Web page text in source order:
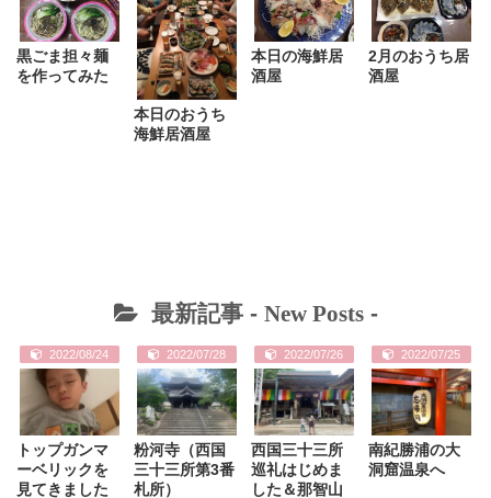
黒ごま担々麺
を作ってみた
本日のおうち
海鮮居酒屋
本日の海鮮居
酒屋
2月のおうち居
酒屋
最新記事 - New Posts-
2022/08/24
トップガンマ
ーベリックを
見てきました
2022/07/28
粉河寺（西国
三十三所第3番
札所）
2022/07/26
西国三十三所
巡礼はじめま
した＆那智山
2022/07/25
南紀勝浦の大
洞窟温泉へ